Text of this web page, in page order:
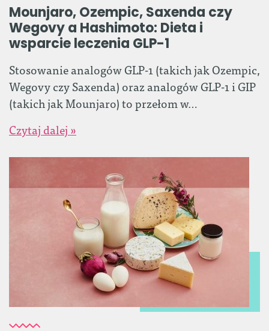
Mounjaro, Ozempic, Saxenda czy
Wegovy a Hashimoto: Dieta i
wsparcie leczenia GLP-1
Stosowanie analogów GLP-1 (takich jak Ozempic,
Wegovy czy Saxenda) oraz analogów GLP-1 i GIP
(takich jak Mounjaro) to przełom w…
Czytaj dalej »